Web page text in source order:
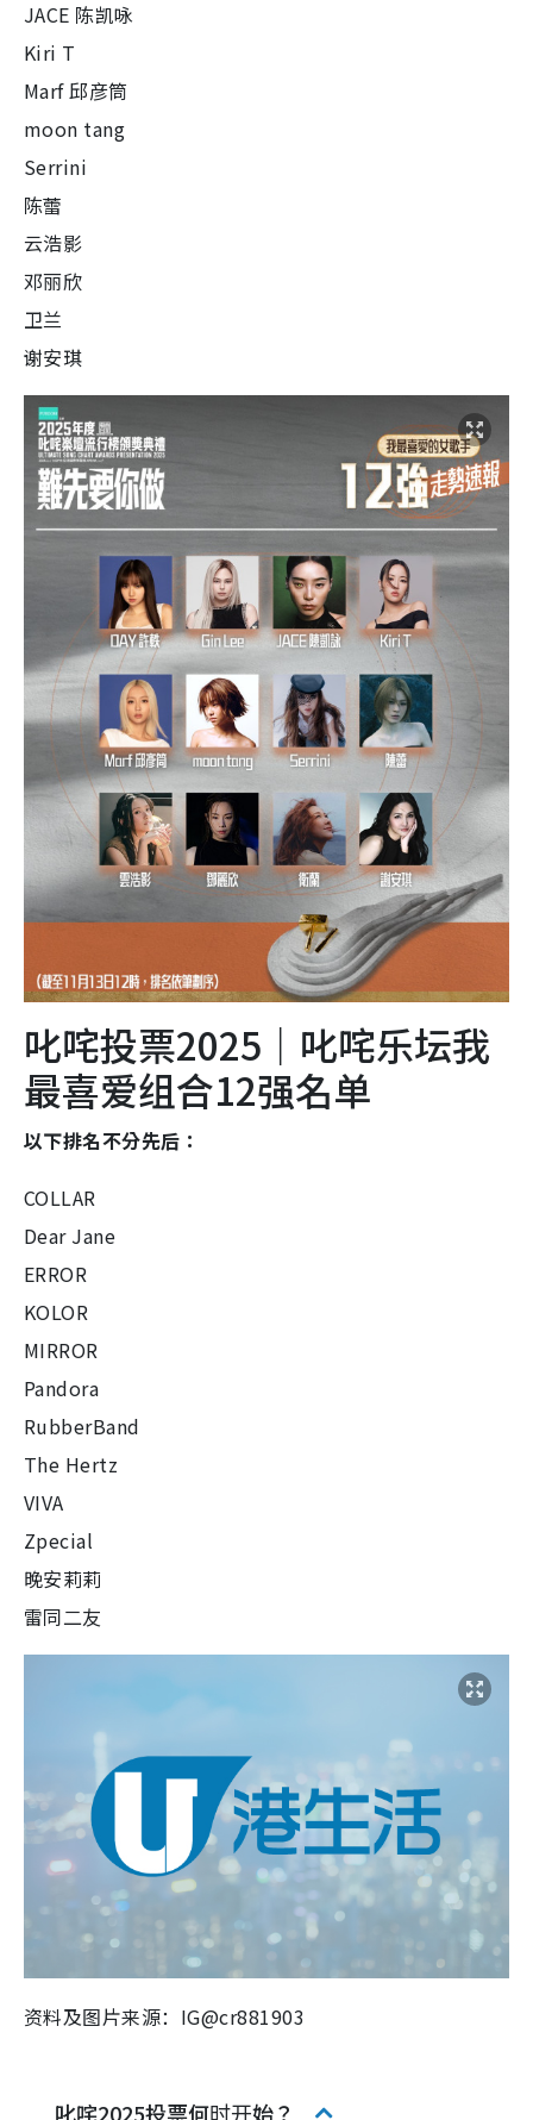
JACE 陈凯咏
Kiri T
Marf 邱彦筒
moon tang
Serrini
陈蕾
云浩影
邓丽欣
卫兰
谢安琪
叱咤投票2025｜叱咤乐坛我
最喜爱组合12强名单
以下排名不分先后：
COLLAR
Dear Jane
ERROR
KOLOR
MIRROR
Pandora
RubberBand
The Hertz
VIVA
Zpecial
晚安莉莉
雷同二友
资料及图片来源：IG@cr881903
叱咤2025投票何时开始？